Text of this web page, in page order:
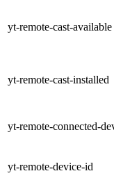
yt-remote-cast-available
yt-remote-cast-installed
yt-remote-connected-
yt-remote-device-id